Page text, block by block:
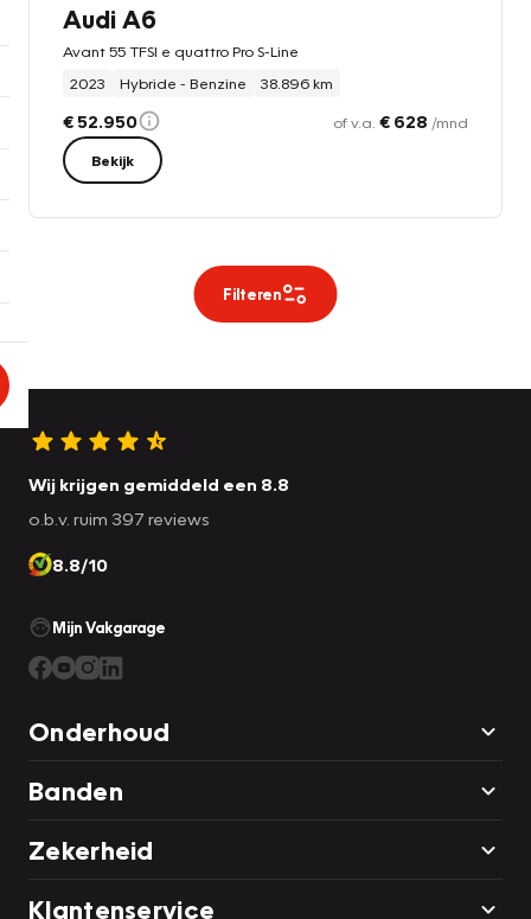
Audi A6
Avant 55 TFSI e quattro Pro S-Line
2023
Hybride - Benzine 38.896 km
€ 52.950 of v.a. € 628 /mnd
Bekijk
Filteren
Wij krijgen gemiddeld een 8.8
o.b.v. ruim 397 reviews
8.8/10
Mijn Vakgarage
Onderhoud
Banden
Zekerheid
Klantenservice